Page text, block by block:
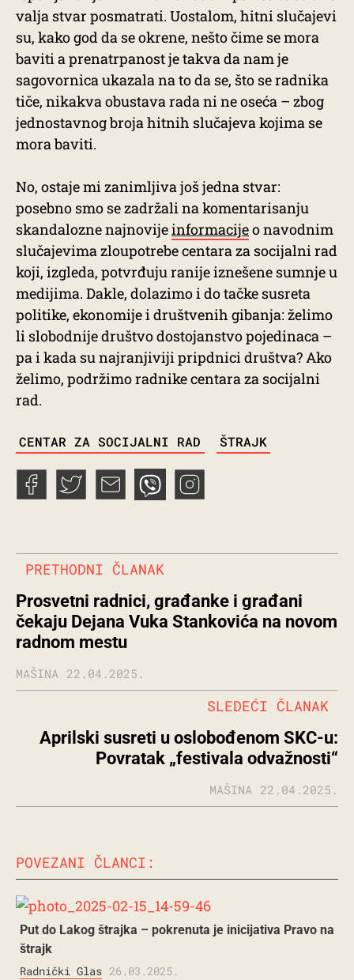
valja stvar posmatrati. Uostalom, hitni slučajevi
su, kako god da se okrene, nešto čime se mora
baviti a prenatrpanost je takva da nam je
sagovornica ukazala na to da se, što se radnika
tiče, nikakva obustava rada ni ne oseća – zbog
jednostavnog broja hitnih slučajeva kojima se
mora baviti.
No, ostaje mi zanimljiva još jedna stvar:
posebno smo se zadržali na komentarisanju
skandalozne najnovijeinformacijeo navodnim
slučajevima zloupotrebe centara za socijalni rad
koji, izgleda, potvrđuju ranije iznešene sumnje u
medijima. Dakle, dolazimo i do tačke susreta
politike, ekonomije i društvenih gibanja: želimo
li slobodnije društvo dostojanstvo pojedinaca –
pa i kada su najranjiviji pripdnici društva? Ako
želimo, podržimo radnike centara za socijalni
rad.
CENTAR ZA SOCIJALNI RAD ŠTRAJK
PRETHODNI ČLANAK
Prosvetni radnici, građanke i građani
čekaju Dejana Vuka Stankovića na novom
radnom mestu
MAŠINA 22.04.2025.
Aprilski susreti u oslobođenom SKC-u:
Povratak „festivala odvažnosti“
SLEDEĆI ČLANAK
MAŠINA 22.04.2025.
POVEZANI ČLANCI:
Put do Lakog štrajka – pokrenuta je inicijativa Pravo na
štrajk
Radnički Glas 26.03.2025.